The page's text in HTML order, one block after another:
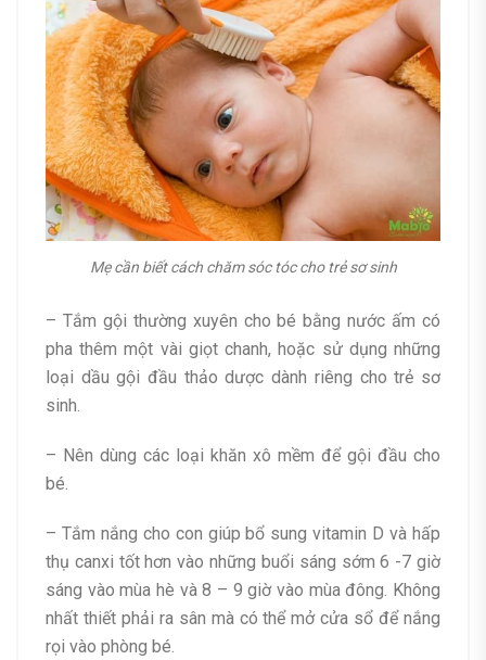
Mẹ cần biết cách chăm sóc tóc cho trẻ sơ sinh
– Tắm gội thường xuyên cho bé bằng nước ấm có
pha thêm một vài giọt chanh, hoặc sử dụng những
loại dầu gội đầu thảo dược dành riêng cho trẻ sơ
sinh.
– Nên dùng các loại khăn xô mềm để gội đầu cho
bé.
– Tắm nắng cho con giúp bổ sung vitamin D và hấp
thụ canxi tốt hơn vào những buổi sáng sớm 6 -7 giờ
sáng vào mùa hè và 8 – 9 giờ vào mùa đông. Không
nhất thiết phải ra sân mà có thể mở cửa sổ để nắng
rọi vào phòng bé.